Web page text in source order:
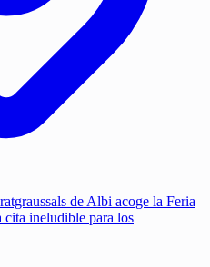
de Albi acoge la Feria
cita ineludible para los